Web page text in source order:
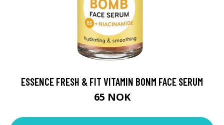
ESSENCE FRESH & FIT VITAMIN BONM FACE SERUM
65 NOK